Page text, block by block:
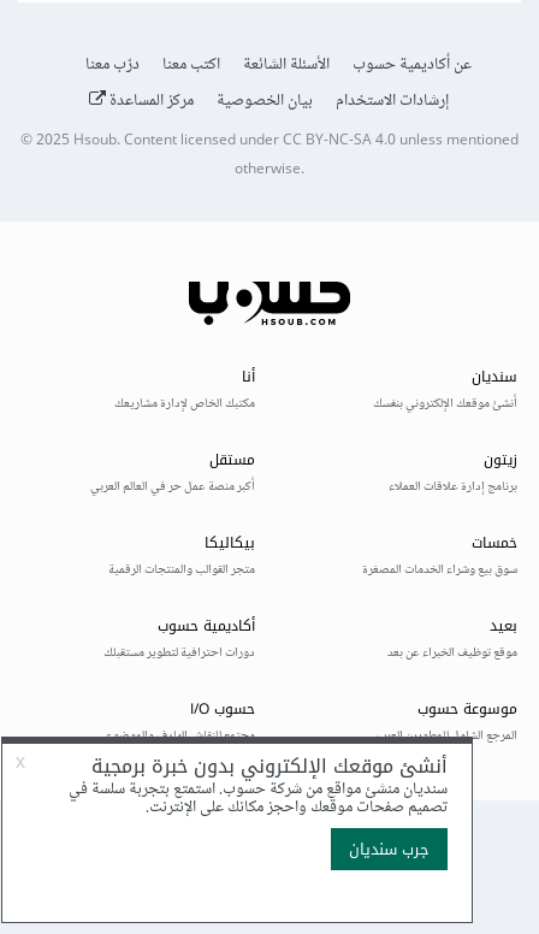
عن أكاديمية حسوب الأسئلة الشائعة اكتب معنا
درّب معنا
إرشادات الاستخدام
بيان الخصوصية مركز المساعدة
© 2025Hsoub.Content licensed underCC BY-NC-SA 4.0unless mentioned
otherwise.